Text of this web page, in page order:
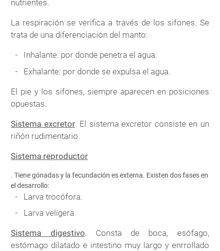
nutrientes.
La respiración se verifica a través de los sifones. Se
trata de una diferenciación del manto:
Inhalante: por donde penetra el agua.
Exhalante: por donde se expulsa el agua.
El pie y los sifones, siempre aparecen en posiciones
opuestas.
Sistema excretor. El sistema excretor consiste en un
riñón rudimentario.
Sistema reproductor
. Tiene gónadas y la fecundación es externa. Existen dos fases en
el desarrollo:
Larva trocófora.
Larva velígera.
Sistema digestivo. Consta de boca, esófago,
estómago dilatado e intestino muy largo y enrrollado